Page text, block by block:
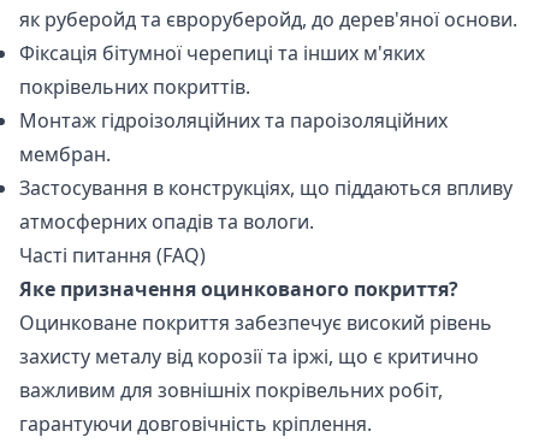
як руберойд та євроруберойд, до дерев'яної основи.
Фіксація бітумної черепиці та інших м'яких
покрівельних покриттів.
Монтаж гідроізоляційних та пароізоляційних
мембран.
Застосування в конструкціях, що піддаються впливу
атмосферних опадів та вологи.
Часті питання (FAQ)
Яке призначення оцинкованого покриття?
Оцинковане покриття забезпечує високий рівень
захисту металу від корозії та іржі, що є критично
важливим для зовнішніх покрівельних робіт,
гарантуючи довговічність кріплення.